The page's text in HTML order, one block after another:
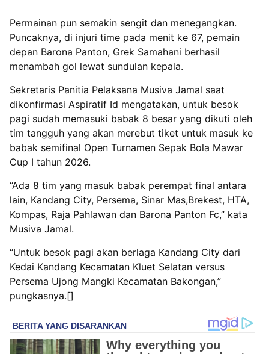
Permainan pun semakin sengit dan menegangkan.
Puncaknya, di injuri time pada menit ke 67, pemain
depan Barona Panton, Grek Samahani berhasil
menambah gol lewat sundulan kepala.
Sekretaris Panitia Pelaksana Musiva Jamal saat
dikonfirmasi Aspiratif Id mengatakan, untuk besok
pagi sudah memasuki babak 8 besar yang dikuti oleh
tim tangguh yang akan merebut tiket untuk masuk ke
babak semifinal Open Turnamen Sepak Bola Mawar
Cup I tahun 2026.
“Ada 8 tim yang masuk babak perempat final antara
lain, Kandang City, Persema, Sinar Mas,Brekest, HTA,
Kompas, Raja Pahlawan dan Barona Panton Fc,” kata
Musiva Jamal.
“Untuk besok pagi akan berlaga Kandang City dari
Kedai Kandang Kecamatan Kluet Selatan versus
Persema Ujong Mangki Kecamatan Bakongan,”
pungkasnya.[]